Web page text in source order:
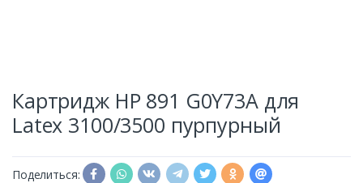
Картридж HP 891 G0Y73A для
Latex 3100/3500 пурпурный
Поделиться: